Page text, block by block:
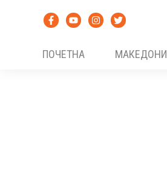
ПОЧЕТНА